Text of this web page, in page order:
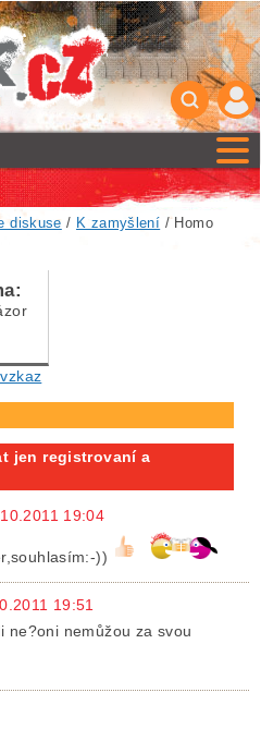
diskuse / K zamyšlení / Homo
jen registrovaní a
19:04
))
19:51
ne?oni nemůžou za svou